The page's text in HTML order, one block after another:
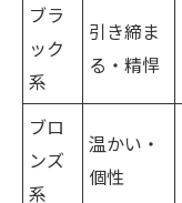
ブラ
ック
系
引き締ま
る・精悍
ブロ
ンズ
系
温かい・
個性